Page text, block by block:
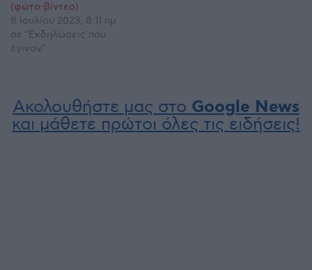
(φώτο-βίντεο)
8 Ιουλίου 2023, 8:11 πμ
σε "Εκδηλώσεις που
έγιναν"
Ακολουθήστε μας στο Google News
και μάθετε πρώτοι όλες τις ειδήσεις!